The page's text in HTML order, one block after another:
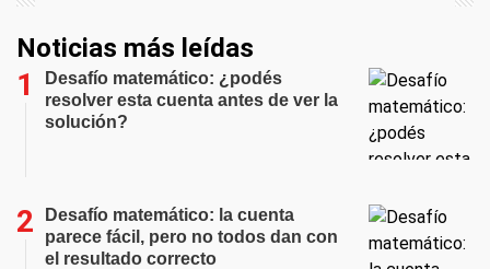
Noticias más leídas
Desafío matemático: ¿podés
resolver esta cuenta antes de ver la
solución?
Desafío matemático: la cuenta
parece fácil, pero no todos dan con
el resultado correcto